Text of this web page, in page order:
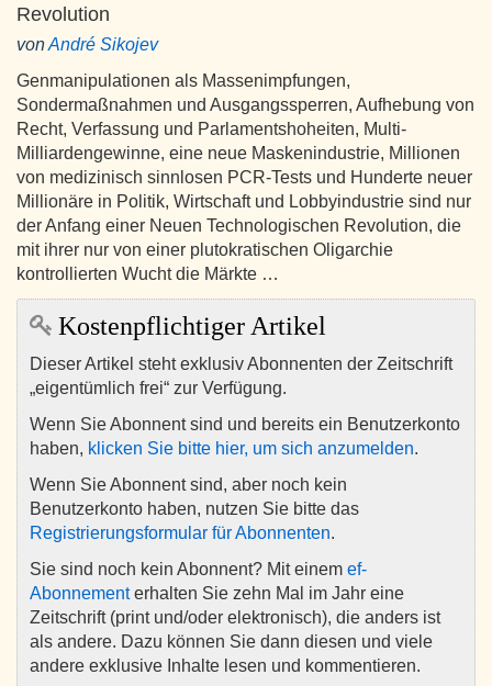
Revolution
vonAndré Sikojev
Genmanipulationen als Massenimpfungen,
Sondermaßnahmen und Ausgangssperren, Aufhebung von
Recht, Verfassung und Parlamentshoheiten, Multi-
Milliardengewinne, eine neue Maskenindustrie, Millionen
von medizinisch sinnlosen PCR-Tests und Hunderte neuer
Millionäre in Politik, Wirtschaft und Lobbyindustrie sind nur
der Anfang einer Neuen Technologischen Revolution, die
mit ihrer nur von einer plutokratischen Oligarchie
kontrollierten Wucht die Märkte …
Kostenpflichtiger Artikel
Dieser Artikel steht exklusiv Abonnenten der Zeitschrift
„eigentümlich frei“ zur Verfügung.
Wenn Sie Abonnent sind und bereits ein Benutzerkonto
haben, klicken Sie bitte hier, um sich anzumelden.
Wenn Sie Abonnent sind, aber noch kein
Benutzerkonto haben, nutzen Sie bitte das
Registrierungsformular für Abonnenten.
Sie sind noch kein Abonnent? Mit einem ef-
Abonnementerhalten Sie zehn Mal im Jahr eine
Zeitschrift (print und/oder elektronisch), die anders ist
als andere. Dazu können Sie dann diesen und viele
andere exklusive Inhalte lesen und kommentieren.